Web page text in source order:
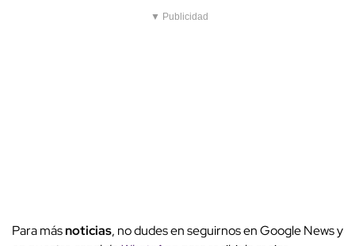
▼ Publicidad
Para másnoticias, no dudes en seguirnos en Google News y